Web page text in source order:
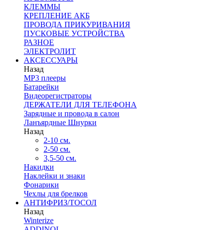
КЛЕММЫ
КРЕПЛЕНИЕ АКБ
ПРОВОДА ПРИКУРИВАНИЯ
ПУСКОВЫЕ УСТРОЙСТВА
РАЗНОЕ
ЭЛЕКТРОЛИТ
АКСЕССУАРЫ
Назад
MP3 плееры
Батарейки
Видеорегистраторы
ДЕРЖАТЕЛИ ДЛЯ ТЕЛЕФОНА
Зарядные и провода в салон
Ланъярдные Шнурки
Назад
2-10 см.
2-50 см.
3,5-50 см.
Накидки
Наклейки и знаки
Фонарики
Чехлы для брелков
АНТИФРИЗ/ТОСОЛ
Назад
Winterize